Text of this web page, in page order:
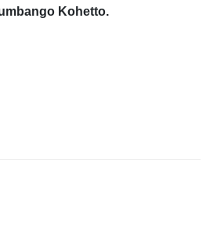
Kohetto.